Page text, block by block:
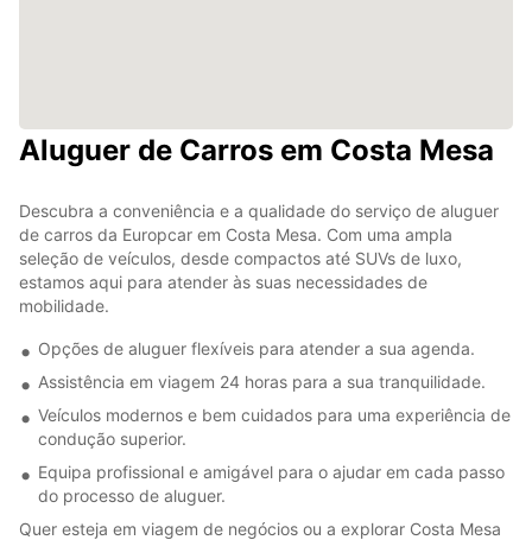
Aluguer de Carros em Costa Mesa
Descubra a conveniência e a qualidade do serviço de aluguer
de carros da Europcar em Costa Mesa. Com uma ampla
seleção de veículos, desde compactos até SUVs de luxo,
estamos aqui para atender às suas necessidades de
mobilidade.
Opções de aluguer flexíveis para atender a sua agenda.
Assistência em viagem 24 horas para a sua tranquilidade.
Veículos modernos e bem cuidados para uma experiência de
condução superior.
Equipa profissional e amigável para o ajudar em cada passo
do processo de aluguer.
Quer esteja em viagem de negócios ou a explorar Costa Mesa